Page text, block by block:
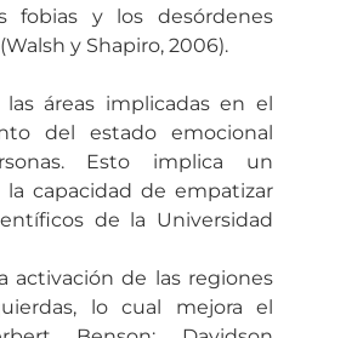
fobias y los desórdenes
y Shapiro, 2006).
áreas implicadas en el
del estado emocional
Esto implica un
capacidad de empatizar
de la Universidad
activación de las regiones
lo cual mejora el